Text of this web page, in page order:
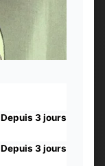
Depuis 3 jours
Depuis 3 jours